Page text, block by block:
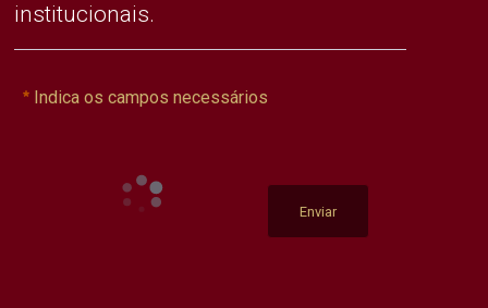
institucionais.
Indica os campos necessários
Enviar